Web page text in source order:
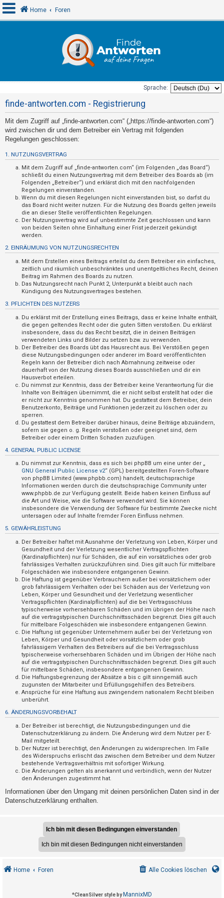
l
d
e
n
t
w
e
t
e
m
Home Foren
Sprache:
finde-antworten.com - Registrierung
Mit dem Zugriff auf „finde-antworten.com“ („https://finde-antworten.com“)
wird zwischen dir und dem Betreiber ein Vertrag mit folgenden
Regelungen geschlossen:
1. NUTZUNGSVERTRAG
Mit dem Zugriff auf „finde-antworten.com“ (im Folgenden „das Board“)
schließt du einen Nutzungsvertrag mit dem Betreiber des Boards ab (im
Folgenden „Betreiber“) und erklärst dich mit den nachfolgenden
Regelungen einverstanden.
Wenn du mit diesen Regelungen nicht einverstanden bist, so darfst du
das Board nicht weiter nutzen. Für die Nutzung des Boards gelten jeweils
die an dieser Stelle veröffentlichten Regelungen.
Der Nutzungsvertrag wird auf unbestimmte Zeit geschlossen und kann
von beiden Seiten ohne Einhaltung einer Frist jederzeit gekündigt
werden.
2. EINRÄUMUNG VON NUTZUNGSRECHTEN
Mit dem Erstellen eines Beitrags erteilst du dem Betreiber ein einfaches,
zeitlich und räumlich unbeschränktes und unentgeltliches Recht, deinen
Beitrag im Rahmen des Boards zu nutzen.
Das Nutzungsrecht nach Punkt 2, Unterpunkt a bleibt auch nach
Kündigung des Nutzungsvertrages bestehen.
3. PFLICHTEN DES NUTZERS
Du erklärst mit der Erstellung eines Beitrags, dass er keine Inhalte enthält,
die gegen geltendes Recht oder die guten Sitten verstoßen. Du erklärst
insbesondere, dass du das Recht besitzt, die in deinen Beiträgen
verwendeten Links und Bilder zu setzen bzw. zu verwenden.
Der Betreiber des Boards übt das Hausrecht aus. Bei Verstößen gegen
diese Nutzungsbedingungen oder anderer im Board veröffentlichten
Regeln kann der Betreiber dich nach Abmahnung zeitweise oder
dauerhaft von der Nutzung dieses Boards ausschließen und dir ein
Hausverbot erteilen.
Du nimmst zur Kenntnis, dass der Betreiber keine Verantwortung für die
Inhalte von Beiträgen übernimmt, die er nicht selbst erstellt hat oder die
er nicht zur Kenntnis genommen hat. Du gestattest dem Betreiber, dein
Benutzerkonto, Beiträge und Funktionen jederzeit zu löschen oder zu
sperren.
Du gestattest dem Betreiber darüber hinaus, deine Beiträge abzuändern,
sofern sie gegen o. g. Regeln verstoßen oder geeignet sind, dem
Betreiber oder einem Dritten Schaden zuzufügen.
4. GENERAL PUBLIC LICENSE
Du nimmst zur Kenntnis, dass es sich bei phpBB um eine unter der „
GNU General Public License v2“ (GPL) bereitgestellten Foren-Software
von phpBB Limited (www.phpbb.com) handelt; deutschsprachige
Informationen werden durch die deutschsprachige Community unter
www.phpbb.de zur Verfügung gestellt. Beide haben keinen Einfluss auf
die Art und Weise, wie die Software verwendet wird. Sie können
insbesondere die Verwendung der Software für bestimmte Zwecke nicht
untersagen oder auf Inhalte fremder Foren Einfluss nehmen.
5. GEWÄHRLEISTUNG
Der Betreiber haftet mit Ausnahme der Verletzung von Leben, Körper und
Gesundheit und der Verletzung wesentlicher Vertragspflichten
(Kardinalpflichten) nur für Schäden, die auf ein vorsätzliches oder grob
fahrlässiges Verhalten zurückzuführen sind. Dies gilt auch für mittelbare
Folgeschäden wie insbesondere entgangenen Gewinn.
Die Haftung ist gegenüber Verbrauchern außer bei vorsätzlichem oder
grob fahrlässigem Verhalten oder bei Schäden aus der Verletzung von
Leben, Körper und Gesundheit und der Verletzung wesentlicher
Vertragspflichten (Kardinalpflichten) auf die bei Vertragsschluss
typischerweise vorhersehbaren Schäden und im übrigen der Höhe nach
auf die vertragstypischen Durchschnittsschäden begrenzt. Dies gilt auch
für mittelbare Folgeschäden wie insbesondere entgangenen Gewinn.
Die Haftung ist gegenüber Unternehmern außer bei der Verletzung von
Leben, Körper und Gesundheit oder vorsätzlichem oder grob
fahrlässigem Verhalten des Betreibers auf die bei Vertragsschluss
typischerweise vorhersehbaren Schäden und im Übrigen der Höhe nach
auf die vertragstypischen Durchschnittsschäden begrenzt. Dies gilt auch
für mittelbare Schäden, insbesondere entgangenen Gewinn.
Die Haftungsbegrenzung der Absätze a bis c gilt sinngemäß auch
zugunsten der Mitarbeiter und Erfüllungsgehilfen des Betreibers.
Ansprüche für eine Haftung aus zwingendem nationalem Recht bleiben
unberührt.
6. ÄNDERUNGSVORBEHALT
Der Betreiber ist berechtigt, die Nutzungsbedingungen und die
Datenschutzerklärung zu ändern. Die Änderung wird dem Nutzer per E-
Mail mitgeteilt.
Der Nutzer ist berechtigt, den Änderungen zu widersprechen. Im Falle
des Widerspruchs erlischt das zwischen dem Betreiber und dem Nutzer
bestehende Vertragsverhältnis mit sofortiger Wirkung.
Die Änderungen gelten als anerkannt und verbindlich, wenn der Nutzer
den Änderungen zugestimmt hat.
Informationen über den Umgang mit deinen persönlichen Daten sind in der
Datenschutzerklärung enthalten.
Home Foren Alle Cookies löschen
*CleanSilver style byMannixMD